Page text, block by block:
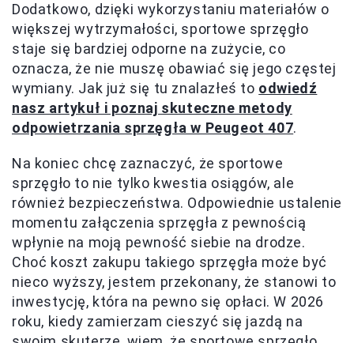
Dodatkowo, dzięki wykorzystaniu materiałów o
większej wytrzymałości, sportowe sprzęgło
staje się bardziej odporne na zużycie, co
oznacza, że nie muszę obawiać się jego częstej
wymiany. Jak już się tu znalazłeś to odwiedź
nasz artykuł i poznaj skuteczne metody
odpowietrzania sprzęgła w Peugeot 407.
Na koniec chcę zaznaczyć, że sportowe
sprzęgło to nie tylko kwestia osiągów, ale
również bezpieczeństwa. Odpowiednie ustalenie
momentu załączenia sprzęgła z pewnością
wpłynie na moją pewność siebie na drodze.
Choć koszt zakupu takiego sprzęgła może być
nieco wyższy, jestem przekonany, że stanowi to
inwestycję, która na pewno się opłaci. W 2026
roku, kiedy zamierzam cieszyć się jazdą na